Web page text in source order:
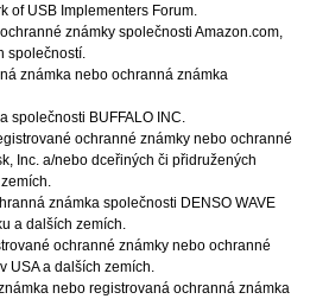
of USB Implementers Forum.
známky společnostiAmazon.com,
společností.
známka nebo ochranná známka
společnosti BUFFALO INC.
ochranné známky nebo ochranné
Inc. a/nebo dceřiných či přidružených
známka společnosti DENSO WAVE
a dalších zemích.
ochranné známky nebo ochranné
v USA a dalších zemích.
nebo registrovaná ochranná známka